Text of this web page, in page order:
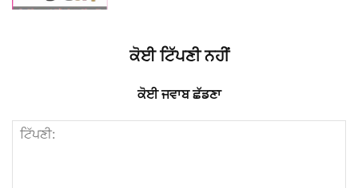
ਕੋਈ ਟਿੱਪਣੀ ਨਹੀਂ
ਕੋਈ ਜਵਾਬ ਛੱਡਣਾ